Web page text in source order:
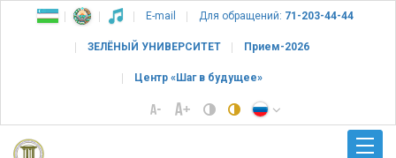
E-mail Для обращений: 71-203-44-44
ЗЕЛЁНЫЙ УНИВЕРСИТЕТ Прием-2026
Центр «Шаг в будущее»